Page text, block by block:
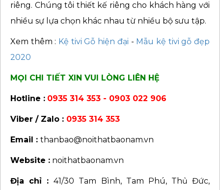
riêng. Chúng tôi thiết kế riêng cho khách hàng với
nhiều sự lựa chọn khác nhau từ nhiều bộ sưu tập.
Xem thêm : Kệ tivi Gỗ hiện đại - Mẫu kệ tivi gỗ đẹp
2020
MỌI CHI TIẾT XIN VUI LÒNG LIÊN HỆ
Hotline : 0935 314 353 - 0903 022 906
Viber / Zalo : 0935 314 353
Email : thanbao@noithatbaonam.vn
Website : noithatbaonam.vn
Địa chỉ :41/30 Tam Bình, Tam Phú, Thủ Đức,